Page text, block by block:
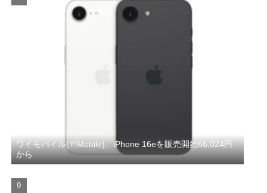
ワイモバイル(Y!Mobile)、iPhone 16eを販売開始66,024円
から